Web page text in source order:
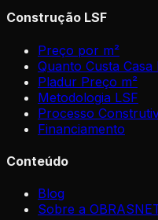
Construção LSF
Preço por m²
Quanto Custa Casa
Pladur Preço m²
Metodologia LSF
Processo
Financiamento
Conteúdo
Blog
Sobre a